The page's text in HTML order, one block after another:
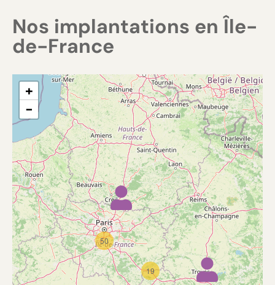
Nos implantations en Île-
de-France
19
50
+
−